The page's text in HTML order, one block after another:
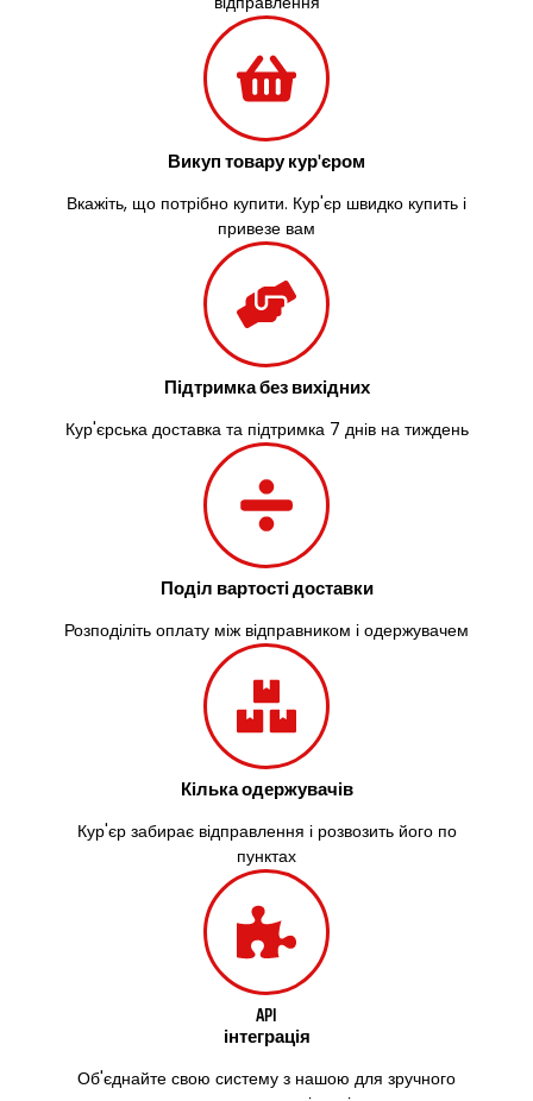
Викуп товару кур'єром
Вкажіть, що потрібно купити. Кур'єр швидко купить і
привезе вам
Підтримка без вихідних
Кур'єрська доставка та підтримка 7 днів на тиждень
Поділ вартості доставки
Розподіліть оплату між відправником і одержувачем
Кілька одержувачів
Кур'єр забирає відправлення і розвозить його по
пунктах
API
інтеграція
Об'єднайте свою систему з нашою для зручного